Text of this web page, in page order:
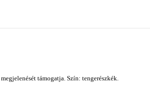
támogatja. Szín: tengerészkék.